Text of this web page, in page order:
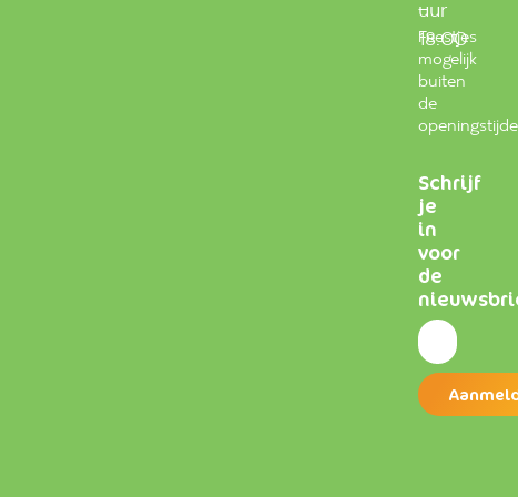
uur
Feestjes
mogelijk
buiten
de
Schrijf
je
in
voor
de
–
18.00